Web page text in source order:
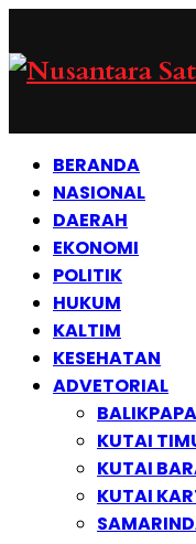
BERANDA
NASIONAL
DAERAH
EKONOMI
POLITIK
HUKUM
KALTIM
KESEHATAN
ADVETORIAL
KUTAI
KUTAI
KUTAI